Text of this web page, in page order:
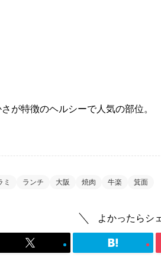
が特徴のヘルシーで人気の部位。
ミ ランチ 大阪 焼肉 牛楽 箕面
よかったらシ